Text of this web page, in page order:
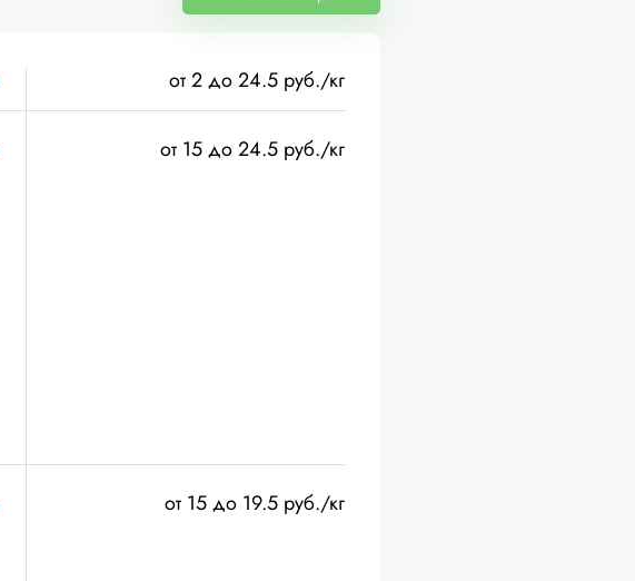
от 2 до 24.5 руб./кг
от 15 до 24.5 руб./кг
от 15 до 19.5 руб./кг